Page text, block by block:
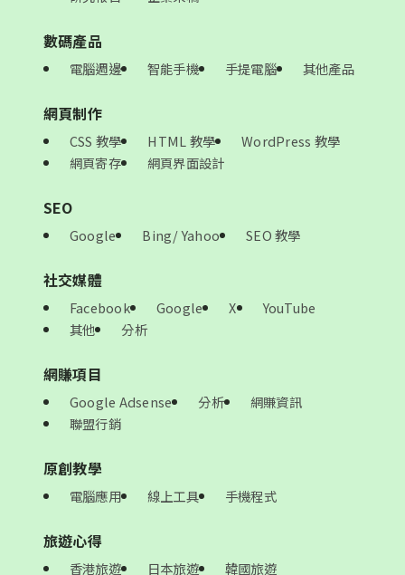
數碼產品
電腦週邊 智能手機 手提電腦 其他產品
網頁制作
CSS 教學 HTML 教學
WordPress 教學
網頁寄存
網頁界面設計
SEO
Google Bing/ Yahoo SEO 教學
社交媒體
Facebook Google X
YouTube
其他
分析
網賺項目
Google Adsense 分析
網賺資訊
聯盟行銷
原創教學
電腦應用 線上工具 手機程式
旅遊心得
香港旅遊 日本旅遊 韓國旅遊